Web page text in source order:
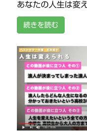
あなたの人生は変
続きを読む